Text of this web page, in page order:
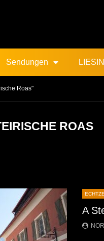
Sendungen
Roas"
ROAS
A